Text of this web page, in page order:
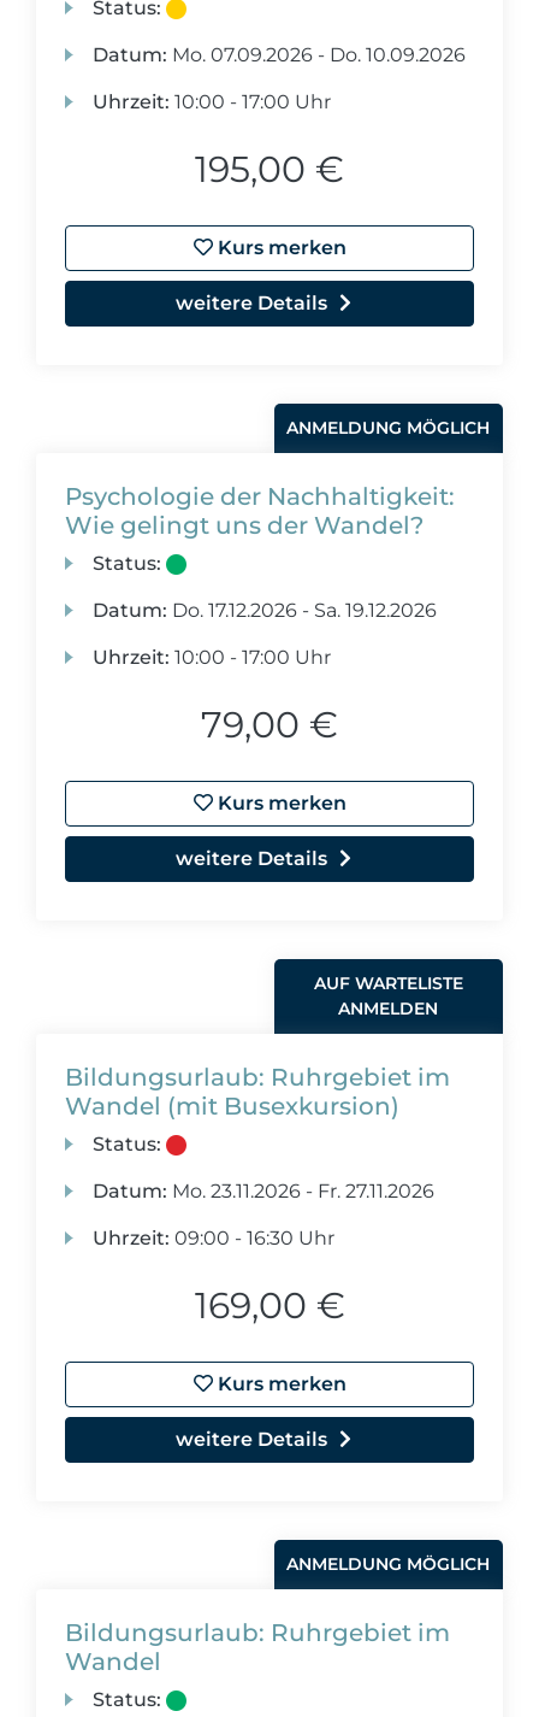
Status:
Datum: Mo. 07.09.2026 - Do. 10.09.2026
Uhrzeit: 10:00 - 17:00 Uhr
195,00 €
Kurs merken
weitere Details
ANMELDUNG MÖGLICH
Psychologie der Nachhaltigkeit:
Wie gelingt uns der Wandel?
Status:
Datum: Do. 17.12.2026 - Sa. 19.12.2026
Uhrzeit: 10:00 - 17:00 Uhr
79,00 €
Kurs merken
weitere Details
AUF WARTELISTE
ANMELDEN
Bildungsurlaub: Ruhrgebiet im
Wandel (mit Busexkursion)
Status:
Datum: Mo. 23.11.2026 - Fr. 27.11.2026
Uhrzeit: 09:00 - 16:30 Uhr
169,00 €
Kurs merken
weitere Details
ANMELDUNG MÖGLICH
Bildungsurlaub: Ruhrgebiet im
Wandel
Status: